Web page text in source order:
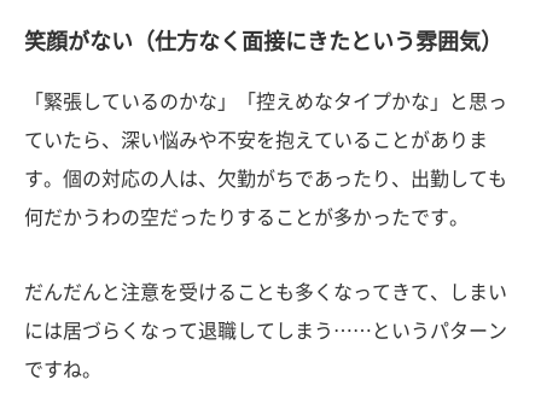
笑顔がない（仕方なく面接にきたという雰囲気）
「緊張しているのかな」「控えめなタイプかな」と思っ
ていたら、深い悩みや不安を抱えていることがありま
す。個の対応の人は、欠勤がちであったり、出勤しても
何だかうわの空だったりすることが多かったです。
だんだんと注意を受けることも多くなってきて、しまい
には居づらくなって退職してしまう……というパターン
ですね。